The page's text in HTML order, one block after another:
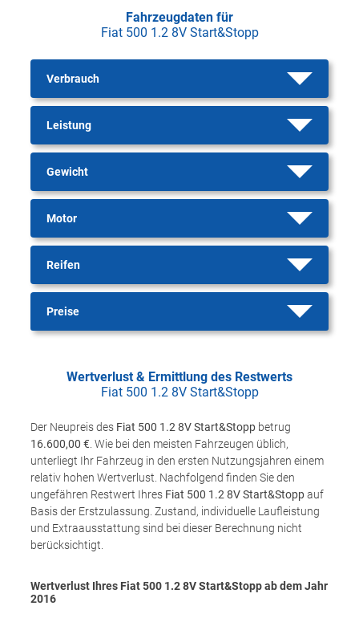
Fahrzeugdaten für
Fiat 500 1.2 8V Start&Stopp
Verbrauch
Leistung
Gewicht
Motor
Reifen
Preise
Wertverlust & Ermittlung des Restwerts
Fiat 500 1.2 8V Start&Stopp
Der Neupreis des Fiat 500 1.2 8V Start&Stopp betrug
16.600,00 € . Wie bei den meisten Fahrzeugen üblich,
unterliegt Ihr Fahrzeug in den ersten Nutzungsjahren einem
relativ hohen Wertverlust. Nachfolgend finden Sie den
ungefähren Restwert Ihres Fiat 500 1.2 8V Start&Stoppauf
Basis der Erstzulassung. Zustand, individuelle Laufleistung
und Extraausstattung sind bei dieser Berechnung nicht
berücksichtigt.
Wertverlust Ihres Fiat 500 1.2 8V Start&Stopp ab dem Jahr
2016